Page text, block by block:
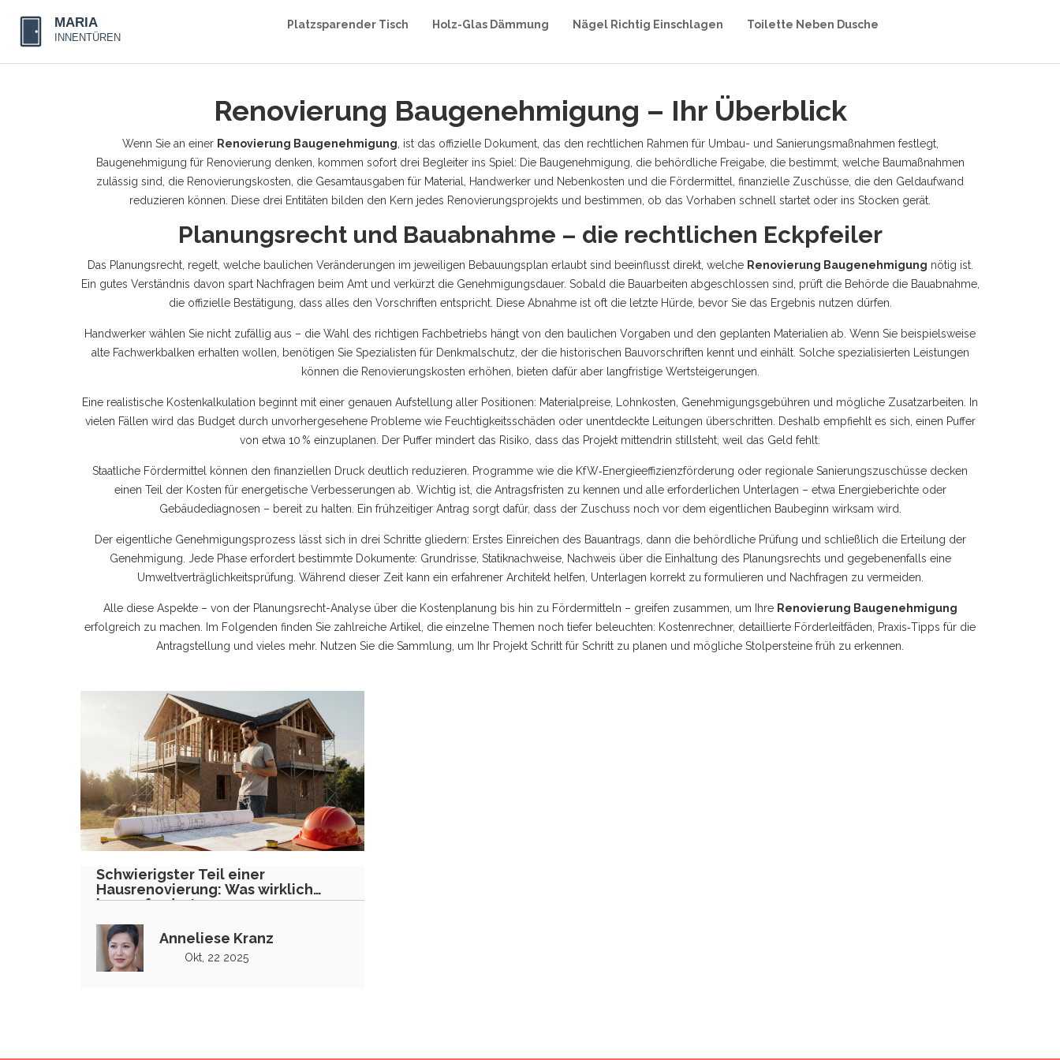
Platzsparender Tisch Holz-Glas Dämmung Nägel Richtig Einschlagen Toilette Neben Dusche
Renovierung Baugenehmigung – Ihr Überblick
Wenn Sie an einer Renovierung Baugenehmigung ist das offizielle Dokument, das den rechtlichen Rahmen für Umbau- und Sanierungsmaßnahmen festlegt,
Baugenehmigung für Renovierung denken, kommen sofort drei Begleiter ins Spiel: Die Baugenehmigung die behördliche Freigabe, die bestimmt, welche Baumaßnahmen
zulässig sind
, die Renovierungskosten die Gesamtausgaben für Material, Handwerker und Nebenkosten und die Fördermittel
finanzielle Zuschüsse, die den Geldaufwand
reduzieren können . Diese drei Entitäten bilden den Kern jedes Renovierungsprojekts und bestimmen, ob das Vorhaben schnell startet oder ins Stocken gerät.
Planungsrecht und Bauabnahme – die rechtlichen Eckpfeiler
Das Planungsrecht, regelt, welche baulichen Veränderungen im jeweiligen Bebauungsplan erlaubt sind beeinflusst direkt, welche Renovierung Baugenehmigung nötig ist.
Ein gutes Verständnis davon spart Nachfragen beim Amt und verkürzt die Genehmigungsdauer. Sobald die Bauarbeiten abgeschlossen sind, prüft die Behörde die Bauabnahme,
die offizielle Bestätigung, dass alles den Vorschriften entspricht. Diese Abnahme ist oft die letzte Hürde, bevor Sie das Ergebnis nutzen dürfen.
Handwerker wählen Sie nicht zufällig aus – die Wahl des richtigen Fachbetriebs hängt von den baulichen Vorgaben und den geplanten Materialien ab. Wenn Sie beispielsweise
alte Fachwerkbalken erhalten wollen, benötigen Sie Spezialisten für Denkmalschutz der die historischen Bauvorschriften kennt und einhält. Solche spezialisierten Leistungen
können die Renovierungskosten erhöhen, bieten dafür aber langfristige Wertsteigerungen.
Eine realistische Kostenkalkulation beginnt mit einer genauen Aufstellung aller Positionen: Materialpreise, Lohnkosten, Genehmigungsgebühren und mögliche Zusatzarbeiten. In
vielen Fällen wird das Budget durch unvorhergesehene Probleme wie Feuchtigkeitsschäden oder unentdeckte Leitungen überschritten. Deshalb empfiehlt es sich, einen Puffer
von etwa 10 % einzuplanen. Der Puffer mindert das Risiko, dass das Projekt mittendrin stillsteht, weil das Geld fehlt.
Staatliche Fördermittel
können den finanziellen Druck deutlich reduzieren. Programme wie die KfW‑Energieeffizienzförderung oder regionale Sanierungszuschüsse decken
einen Teil der Kosten für energetische Verbesserungen ab. Wichtig ist, die Antragsfristen zu kennen und alle erforderlichen Unterlagen – etwa Energieberichte oder
Gebäudediagnosen – bereit zu halten. Ein frühzeitiger Antrag sorgt dafür, dass der Zuschuss noch vor dem eigentlichen Baubeginn wirksam wird.
Der eigentliche Genehmigungsprozess lässt sich in drei Schritte gliedern: Erstes Einreichen des Bauantrags, dann die behördliche Prüfung und schließlich die Erteilung der
Genehmigung. Jede Phase erfordert bestimmte Dokumente: Grundrisse, Statiknachweise, Nachweis über die Einhaltung des Planungsrechts und gegebenenfalls eine
Umweltverträglichkeitsprüfung. Während dieser Zeit kann ein erfahrener Architekt helfen, Unterlagen korrekt zu formulieren und Nachfragen zu vermeiden.
Alle diese Aspekte – von der Planungsrecht-Analyse über die Kostenplanung bis hin zu Fördermitteln – greifen zusammen, um Ihre Renovierung Baugenehmigung
erfolgreich zu machen. Im Folgenden finden Sie zahlreiche Artikel, die einzelne Themen noch tiefer beleuchten: Kostenrechner, detaillierte Förderleitfäden, Praxis‑Tipps für die
Antragstellung und vieles mehr. Nutzen Sie die Sammlung, um Ihr Projekt Schritt für Schritt zu planen und mögliche Stolpersteine früh zu erkennen.
Schwierigster Teil einer
Hausrenovierung: Was wirklich
herausfordert
Anneliese Kranz
Okt, 22 2025